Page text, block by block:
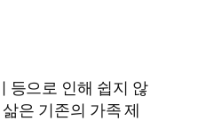
등으로 인해 쉽지 않
은 기존의 가족 제